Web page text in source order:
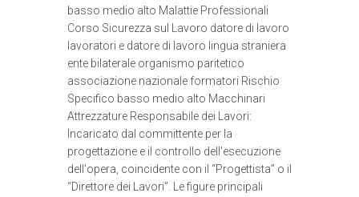
basso medio alto Malattie Professionali
Corso Sicurezza sul Lavoro datore di lavoro
lavoratori e datore di lavoro lingua straniera
ente bilaterale organismo paritetico
associazione nazionale formatori Rischio
Specifico basso medio alto Macchinari
Attrezzature Responsabile dei Lavori:
Incaricato dal committente per la
progettazione e il controllo dell'esecuzione
dell'opera, coincidente con il “Progettista” o il
“Direttore dei Lavori”. Le figure principali